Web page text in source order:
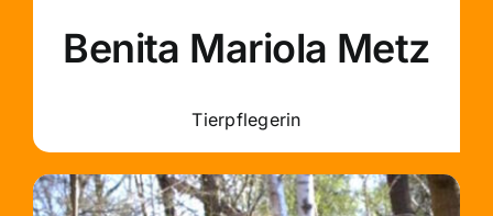
Benita Mariola Metz
Tierpflegerin